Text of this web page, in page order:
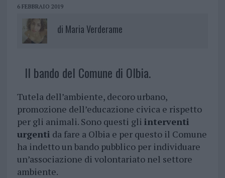
6 FEBBRAIO 2019
di Maria Verderame
Il bando del Comune di Olbia.
Tutela dell’ambiente, decoro urbano,
promozione dell’educazione civica e rispetto
per gli animali. Sono questi gli interventi
urgenti da fare a Olbia e per questo il Comune
ha indetto un bando pubblico per individuare
un’associazione di volontariato nel settore
ambiente.